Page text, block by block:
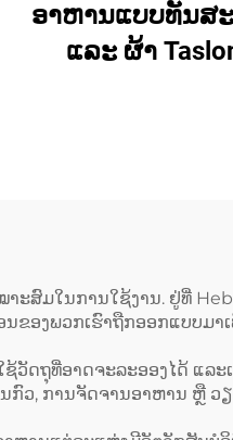
ອາຫານແບບທັນສ
ແລະ ຜ້າ
ສົມໃນການໃຊ້ງານ. ຢູ່ທີ່
ອງພວກເຮົາຖືກອອກແບບມາ
ຖຸທີ່ອາດຈະລະອອງໄດ້ ແລະ
ວ, ການຈັດຈານອາຫານ ຫຼື ວ